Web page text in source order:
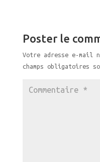
Poster le
Votre adresse e-mail
champs obligatoires